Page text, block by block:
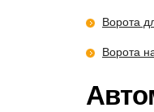
Ворота
Ворота